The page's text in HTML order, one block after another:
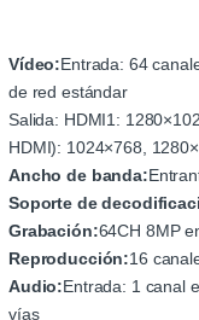
Vídeo:Entrada: 64
de red estándar
Salida: HDMI1:
HDMI): 1024×768,
Ancho de banda:
Soporte de
Grabación:64CH 8MP
Reproducción:16
Audio:Entrada: 1 canal
vías